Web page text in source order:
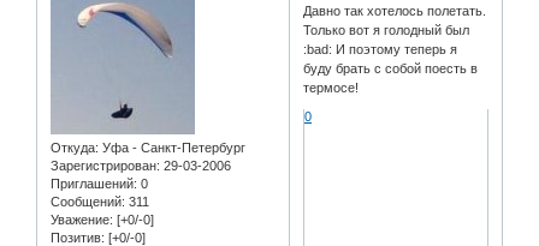
Откуда: Уфа - Санкт-Петербург
Зарегистрирован: 29-03-2006
Приглашений: 0
Сообщений: 311
Уважение: [+0/-0]
Позитив: [+0/-0]
Давно так хотелось полетать.
Только вот я голодный был
:bad: И поэтому теперь я
буду брать с собой поесть в
термосе!
0